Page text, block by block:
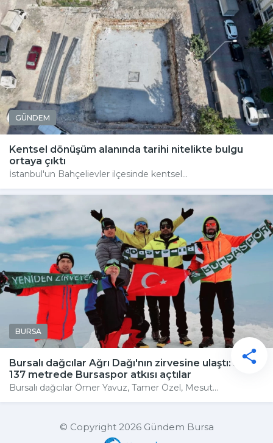
GÜNDEM
Kentsel dönüşüm alanında tarihi nitelikte bulgu
ortaya çıktı
İstanbul'un Bahçelievler ilçesinde kentsel...
BURSA
Bursalı dağcılar Ağrı Dağı'nın zirvesine ulaştı: 5 bin
137 metrede Bursaspor atkısı açtılar
Bursalı dağcılar Ömer Yavuz, Tamer Özel, Mesut...
© Copyright 2026 Gündem Bursa